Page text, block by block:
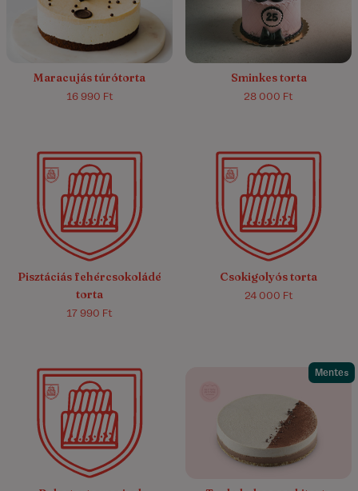
5.0/5 (5)
Maracujás túrótorta
16 990 Ft
Sminkes torta
28 000 Ft
4.8/5 (9)
Pisztáciás fehércsokoládé
torta
17 990 Ft
5.0/5 (4)
Csokigolyós torta
24 000 Ft
5.0/5 (1)
Mentes